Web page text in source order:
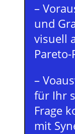
–
und
visuell
–
für Ihr
Frage
mit